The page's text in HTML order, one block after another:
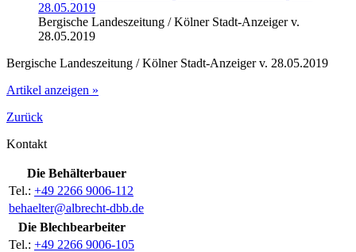
Bergische Landeszeitung / Kölner Stadt-Anzeiger v.
28.05.2019
Bergische Landeszeitung / Kölner Stadt-Anzeiger v. 28.05.2019
Artikel anzeigen »
Zurück
Kontakt
Die Behälterbauer
Tel.: +49 2266 9006-112
behaelter@albrecht-dbb.de
Die Blechbearbeiter
Tel.: +49 2266 9006-105